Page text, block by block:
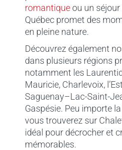
romantiqueou un
Québec promet des
en pleine nature.
Découvrez également
dans plusieurs régions
notamment les
Mauricie, Charlevoix,
Saguenay–Lac-Saint-
Gaspésie. Peu importe
vous trouverez sur
idéal pour décrocher et
mémorables.